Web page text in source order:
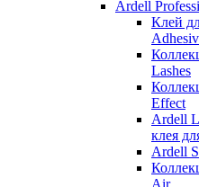
Ardell
Клей
Lashes
Effect
Ardell
клея
Ardell